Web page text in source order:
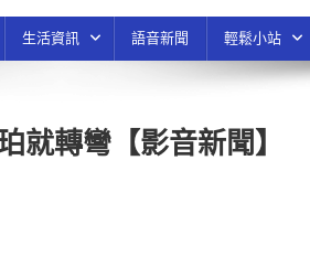
生活資訊 語音新聞 輕鬆小站
就轉彎【影音新聞】